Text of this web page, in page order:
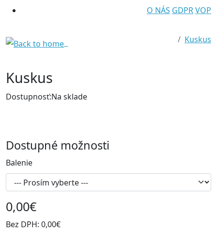
O NÁS GDPRVOP
Kuskus
Kuskus
Dostupnosť:Na sklade
Dostupné možnosti
Balenie
0,00€
Bez DPH: 0,00€